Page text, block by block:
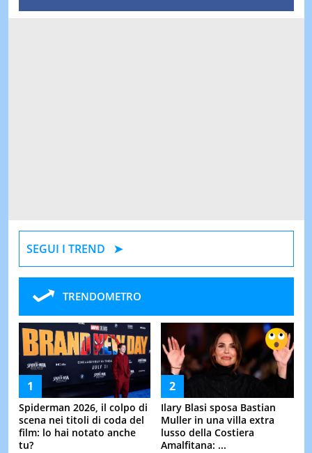
SEGUI I TREND
TRENDOMETRO
Spiderman 2026, il colpo di
scena nei titoli di coda del
film: lo hai notato anche
tu?
Ilary Blasi sposa Bastian
Muller in una villa extra
lusso della Costiera
Amalfitana: ...